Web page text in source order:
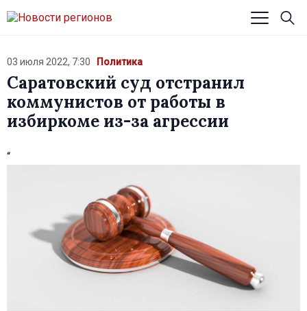
03 июля 2022, 7:30 Политика
Саратовский суд отстранил
коммунистов от работы в
избиркоме из-за агрессии
“